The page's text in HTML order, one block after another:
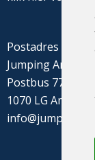
Postadres
Jumping
Postbus 77655
1070 LG